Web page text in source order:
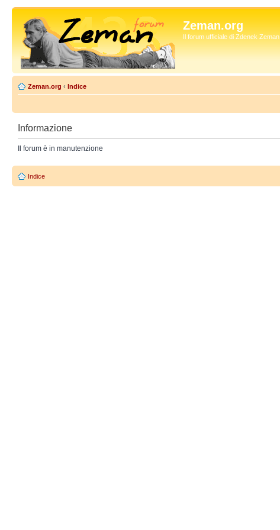
Zeman.org
Il forum ufficiale di Zdenek Zeman
Zeman.org ‹ Indice
Informazione
Il forum è in manutenzione
Indice